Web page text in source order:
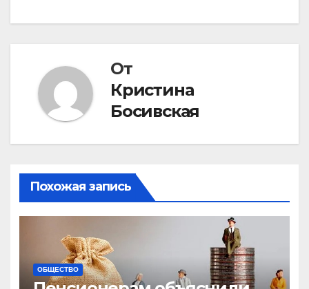
От
Кристина
Босивская
Похожая запись
ОБЩЕСТВО